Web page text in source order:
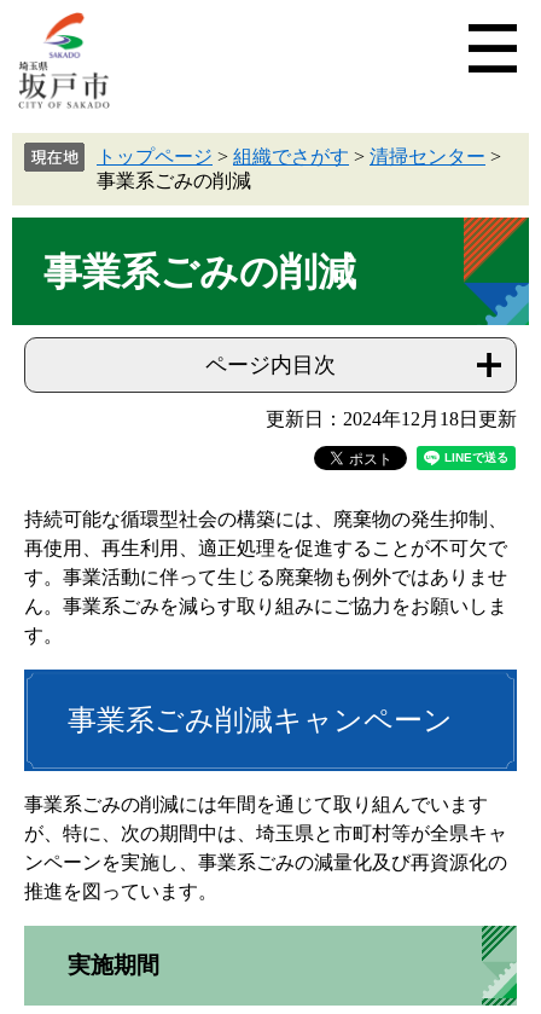
トップページ > 組織でさがす > 清掃センター >
事業系ごみの削減
事業系ごみの削減
ページ内目次
更新日：2024年12月18日更新
持続可能な循環型社会の構築には、廃棄物の発生抑制、
再使用、再生利用、適正処理を促進することが不可欠で
す。事業活動に伴って生じる廃棄物も例外ではありませ
ん。事業系ごみを減らす取り組みにご協力をお願いしま
す。
事業系ごみ削減キャンペーン
事業系ごみの削減には年間を通じて取り組んでいます
が、特に、次の期間中は、埼玉県と市町村等が全県キャ
ンペーンを実施し、事業系ごみの減量化及び再資源化の
推進を図っています。
実施期間